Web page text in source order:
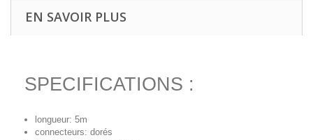
EN SAVOIR PLUS
SPECIFICATIONS :
longueur: 5m
connecteurs: dorés